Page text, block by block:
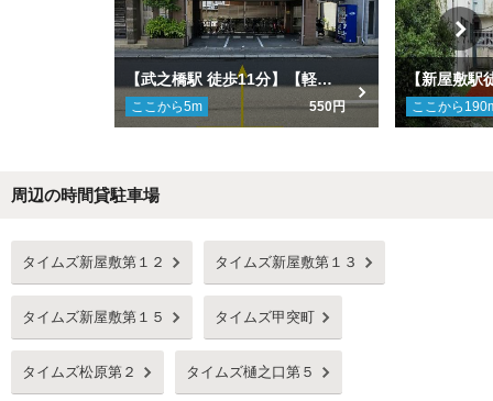
【武之橋駅 徒歩11分】【軽専用】さくらヒルズ甲突町駐車場
ここから5m 550円 ここから 190
周辺の時間貸駐車場
タイムズ新屋敷第１２ タイムズ新屋敷第１３
タイムズ新屋敷第１５ タイムズ甲突町
タイムズ松原第２ タイムズ樋之口第５